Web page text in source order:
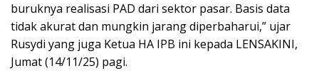
buruknya realisasi PAD dari sektor pasar. Basis data
tidak akurat dan mungkin jarang diperbaharui,” ujar
Rusydi yang juga Ketua HA IPB ini kepada LENSAKINI,
Jumat (14/11/25) pagi.